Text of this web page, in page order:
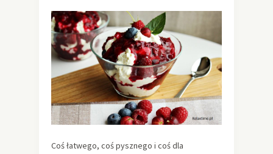
Coś łatwego, coś pysznego i coś dla